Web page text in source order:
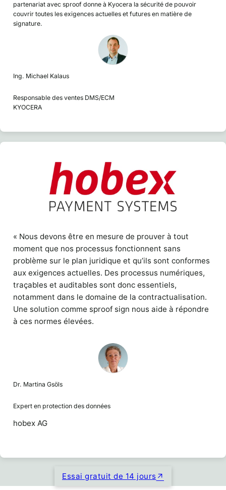
partenariat avec sproof donne à Kyocera la sécurité de pouvoir
couvrir toutes les exigences actuelles et futures en matière de
signature.
Ing. Michael Kalaus
Responsable des ventes DMS/ECM
KYOCERA
« Nous devons être en mesure de prouver à tout
moment que nos processus fonctionnent sans
problème sur le plan juridique et qu’ils sont conformes
aux exigences actuelles. Des processus numériques,
traçables et auditables sont donc essentiels,
notamment dans le domaine de la contractualisation.
Une solution comme sproof sign nous aide à répondre
à ces normes élevées.
Dr. Martina Gsöls
Expert en protection des données
hobex AG
Essai gratuit de 14 jours